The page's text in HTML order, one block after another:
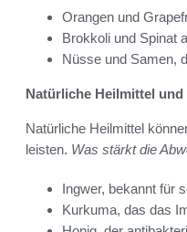
Orangen und
Brokkoli und Spinat
Nüsse und Samen,
Natürliche Heilmittel
Natürliche Heilmittel
leisten. Was stärkt die
Ingwer, bekannt für
Kurkuma, das das